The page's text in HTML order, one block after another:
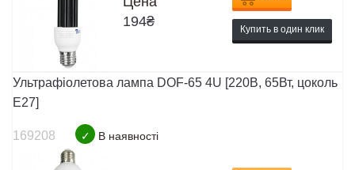
194₴ Купить в один клик
Ультрафіолетова лампа DOF-65 4U [220В, 65Вт, цоколь
E27]
169208 ✓ В наявності